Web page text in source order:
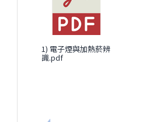
1) 電子煙與加熱菸辨
識.pdf